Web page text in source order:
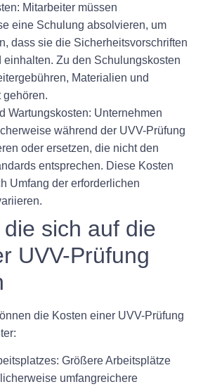
Mitarbeiter müssen
eine Schulung absolvieren, um
dass sie die Sicherheitsvorschriften
einhalten. Zu den Schulungskosten
Materialien und
gehören.
Wartungskosten: Unternehmen
während der UVV-Prüfung
oder ersetzen, die nicht den
entsprechen. Diese Kosten
Umfang der erforderlichen
sich auf die
UVV-Prüfung
die Kosten einer UVV-Prüfung
Größere Arbeitsplätze
umfangreichere